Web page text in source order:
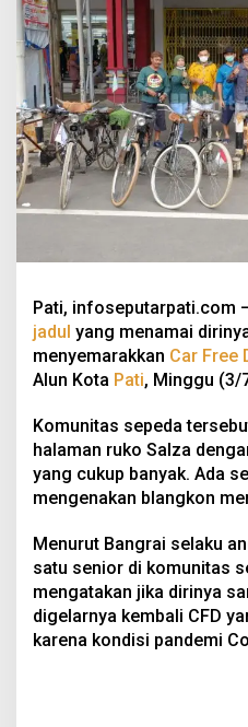
Pati, infoseputarpati.com
jadul yang menamai
menyemarakkan Car Free
Alun Kota Pati, Minggu (3/
Komunitas sepeda
halaman ruko Salza
yang cukup banyak. Ada
mengenakan blangkon
Menurut Bangrai selaku
satu senior di komunitas
mengatakan jika dirinya
digelarnya kembali CFD
karena kondisi pandemi